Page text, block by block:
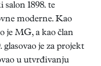
1898. te
moderne. Kao
je MG, a kao član
je za projekt
u utvrđivanju